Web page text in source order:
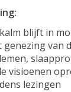
blijft in
van
visioenen
lezingen